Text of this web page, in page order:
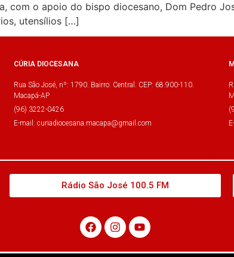
com o apoio do bispo diocesano, Dom Pedro
utensílios […]
CÚRIA DIOCESANA
Rua São José, nº: 1790. Bairro: Central. CEP: 68.900-110.
Macapá-AP
(96) 3222-0426
E-mail: curiadiocesana.macapa@gmail.com
Rádio São José 100.5 FM